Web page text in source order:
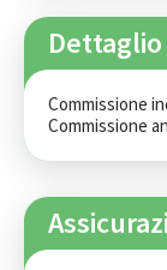
Commissione
Commissione